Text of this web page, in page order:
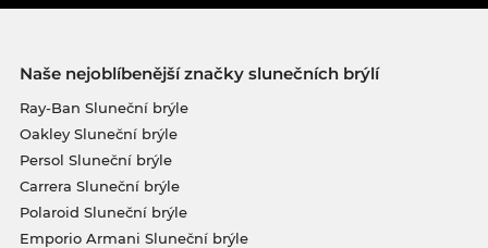
Naše nejoblíbenější značky slunečních brýlí
Ray-Ban Sluneční brýle
Oakley Sluneční brýle
Persol Sluneční brýle
Carrera Sluneční brýle
Polaroid Sluneční brýle
Emporio Armani Sluneční brýle